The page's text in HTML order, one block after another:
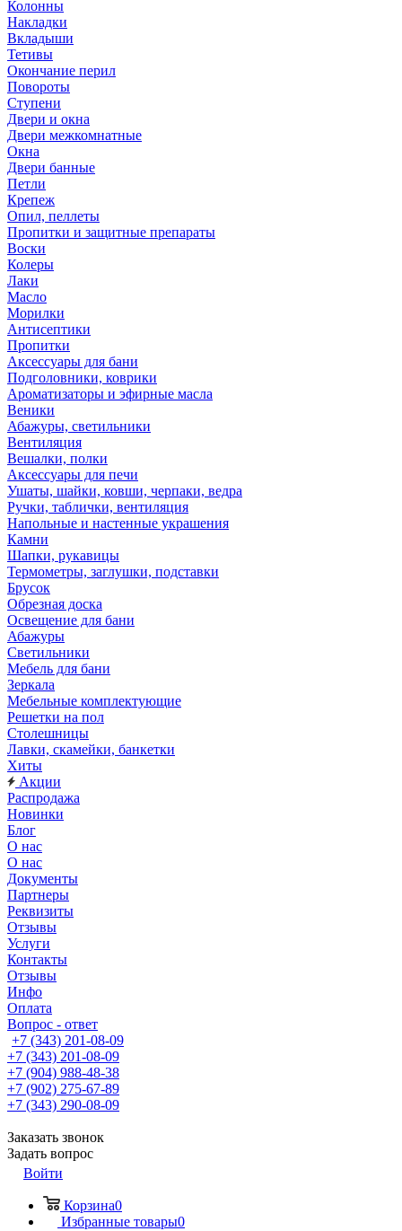
Колонны
Накладки
Вкладыши
Тетивы
Окончание перил
Повороты
Ступени
Двери и окна
Двери межкомнатные
Окна
Двери банные
Петли
Крепеж
Опил, пеллеты
Пропитки и защитные препараты
Воски
Колеры
Лаки
Масло
Морилки
Антисептики
Пропитки
Аксессуары для бани
Подголовники, коврики
Ароматизаторы и эфирные масла
Веники
Абажуры, светильники
Вентиляция
Вешалки, полки
Аксессуары для печи
Ушаты, шайки, ковши, черпаки, ведра
Ручки, таблички, вентиляция
Напольные и настенные украшения
Камни
Шапки, рукавицы
Термометры, заглушки, подставки
Брусок
Обрезная доска
Освещение для бани
Абажуры
Светильники
Мебель для бани
Зеркала
Мебельные комплектующие
Решетки на пол
Столешницы
Лавки, скамейки, банкетки
Хиты
Акции
Распродажа
Новинки
Блог
О нас
О нас
Документы
Партнеры
Реквизиты
Отзывы
Услуги
Контакты
Отзывы
Инфо
Оплата
Вопрос - ответ
+7 (343) 201-08-09
+7 (343) 201-08-09
+7 (904) 988-48-38
+7 (902) 275-67-89
+7 (343) 290-08-09
Заказать звонок
Задать вопрос
Войти
Корзина0
Избранные товары0